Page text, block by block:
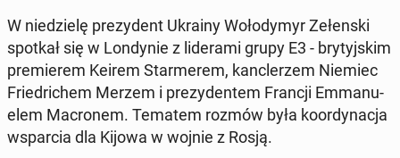
W nie­dzie­lę pre­zy­dent Ukrainy Wo­ło­dy­myr Ze­łen­ski
spotkał się w Lon­dy­nie z li­de­ra­mi grupy E3 - bry­tyj­skim
pre­mie­rem Keirem Star­me­rem, kanc­le­rzem Niemiec
Frie­dri­chem Merzem i pre­zy­den­tem Francji Em­ma­nu­
elem Ma­cro­nem. Tematem rozmów była ko­or­dy­na­cja
wspar­cia dla Kijowa w wojnie z Rosją.